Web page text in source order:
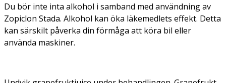
Du bör inte inta alkohol i samband med användning av
Zopiclon Stada. Alkohol kan öka läkemedlets effekt. Detta
kan särskilt påverka din förmåga att köra bil eller
använda maskiner.